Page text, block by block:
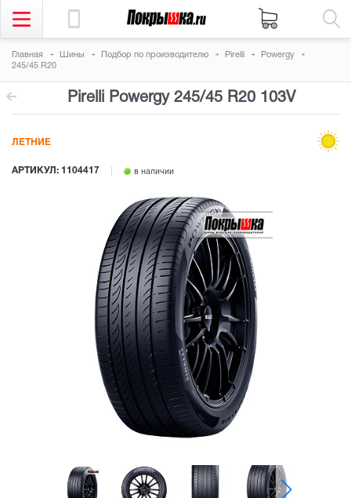
Главная Шины Подбор по производителю Pirelli
Powergy
245/45 R20
Pirelli Powergy 245/45 R20 103V
АРТИКУЛ: 1104417 в наличии
ЛЕТНИЕ